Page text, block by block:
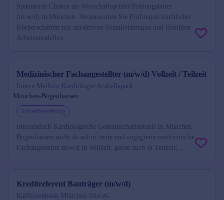
Spannende Chance als Wirtschaftsprüfer/Prüfungsleiter
(m/w/d) in München. Verantworten Sie Prüfungen kirchlicher
Körperschaften mit attraktiven Sozialleistungen und flexiblen
Arbeitsmodellen.
Medizinischer Fachangestellter (m/w/d) Vollzeit / Teilzeit
Innere Medizin Kardiologie Arabellapark
München-Bogenhausen
Schnellbewerbung
Internistisch-Kardiologische Gemeinschaftspraxis in München-
Bogenhausen sucht ab sofort nette und engagierte medizinische
Fachangestellte m/w/d in Vollzeit, gerne auch in Teilzeit;...
Kreditreferent Bauträger (m/w/d)
Raiffeisenbank München-Süd eG